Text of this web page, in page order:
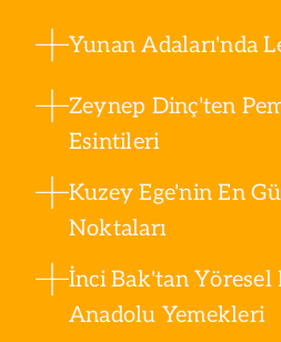
Yunan Adaları'nda
Zeynep Dinç'ten
Esintileri
Kuzey Ege'nin En
Noktaları
İnci Bak'tan Yöresel
Anadolu Yemekleri